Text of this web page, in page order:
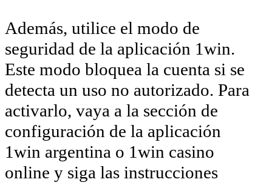
Además, utilice el modo de
seguridad de la aplicación 1win.
Este modo bloquea la cuenta si se
detecta un uso no autorizado. Para
activarlo, vaya a la sección de
configuración de la aplicación
1win argentina o 1win casino
online y siga las instrucciones